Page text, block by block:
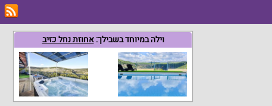
וילה במיוחד בשבילך:אחוזת נחל כזיב